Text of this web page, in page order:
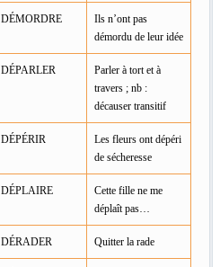
DÉMORDRE
Ils n’ont pas
démordu de leur idée
DÉPARLER
Parler à tort et à
travers ; nb :
décauser transitif
DÉPÉRIR
Les fleurs ont dépéri
de sécheresse
DÉPLAIRE
Cette fille ne me
déplaît pas…
DÉRADER Quitter la rade